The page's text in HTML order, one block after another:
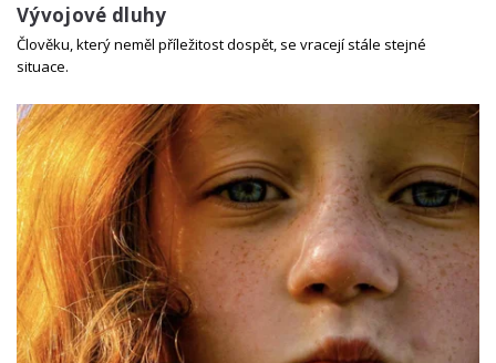
Vývojové dluhy
Člověku, který neměl příležitost dospět, se vracejí stále stejné
situace.